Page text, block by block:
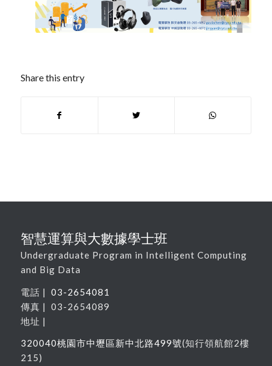
Share this entry
智慧運算與大數據學士班
Undergraduate Program in Intelligent Computing
and Big Data
電話 | 03-2654081
傳真 | 03-2654089
地址 |
320040桃園市中壢區新中北路499號(知行領航館2樓
215)